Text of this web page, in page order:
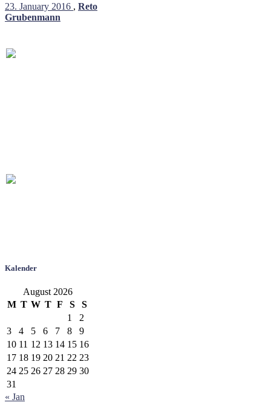
23. January 2016 , Reto
Grubenmann
Kalender
August 2026
M T W T F S
S
1
2
3
4 5 6 7 8
9
10 11 12 13 14 15 16
17 18 19 20 21 22 23
24 25 26 27 28 29 30
31
« Jan